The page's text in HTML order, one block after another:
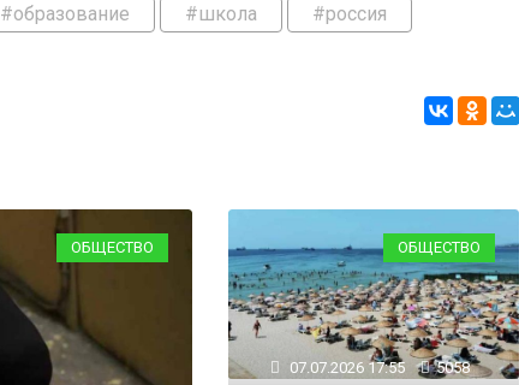
#образование #школа #россия
ОБЩЕСТВО ОБЩЕСТВО
07.07.2026 17:55 5058